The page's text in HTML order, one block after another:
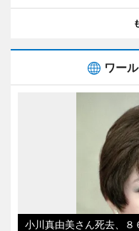
ワー
小川真由美さん死去、８